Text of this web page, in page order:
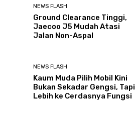
NEWS FLASH
Ground Clearance Tinggi,
Jaecoo J5 Mudah Atasi
Jalan Non-Aspal
NEWS FLASH
Kaum Muda Pilih Mobil Kini
Bukan Sekadar Gengsi, Tapi
Lebih ke Cerdasnya Fungsi